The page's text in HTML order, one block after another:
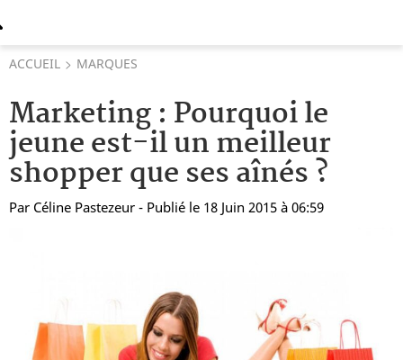
ACCUEIL MARQUES
Marketing : Pourquoi le
jeune est-il un meilleur
shopper que ses aînés ?
Par Céline Pastezeur - Publié le 18 Juin 2015 à 06:59